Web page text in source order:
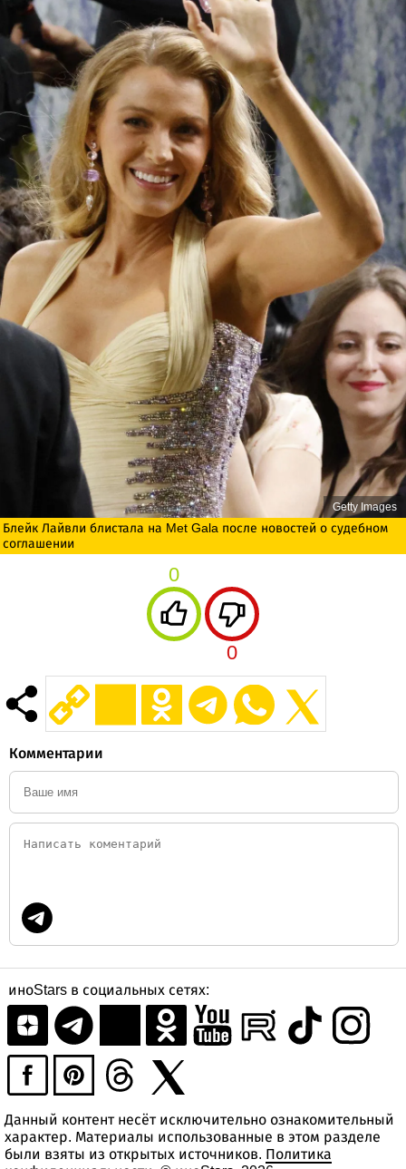
Getty Images
Блейк Лайвли блистала на Met Gala после новостей о судебном
соглашении
0
0
Комментарии
иноStars в социальных сетях:
Данный контент несёт исключительно ознакомительный
характер. Материалы использованные в этом разделе
были взяты из открытых источников. Политика